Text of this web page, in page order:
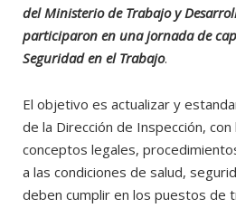
del Ministerio de Trabajo y
participaron en una jornada de
Seguridad en el Trabajo.
El objetivo es actualizar y
de la Dirección de Inspección,
conceptos legales,
a las condiciones de salud,
deben cumplir en los puestos de